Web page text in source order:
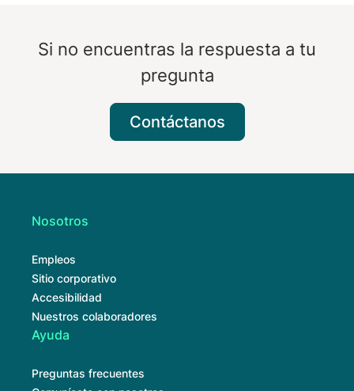
Si no encuentras la respuesta a tu
pregunta
Contáctanos
Nosotros
Empleos
Sitio corporativo
Accesibilidad
Nuestros colaboradores
Ayuda
Preguntas frecuentes